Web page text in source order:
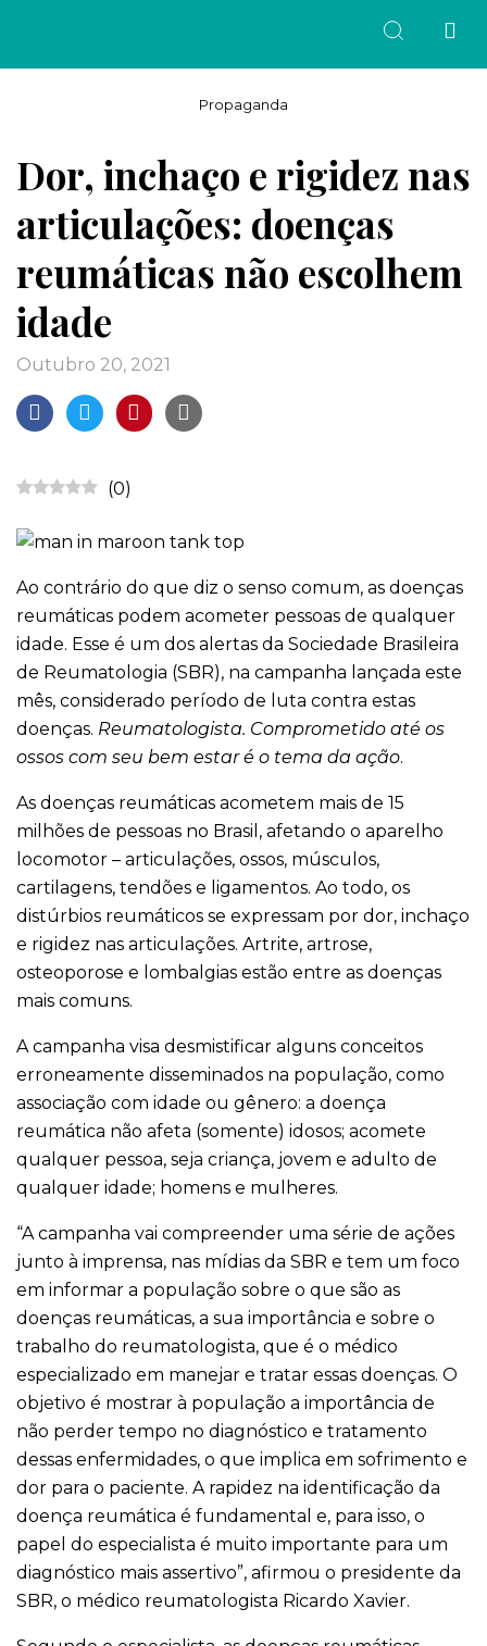
Propaganda
Dor, inchaço e rigidez nas
articulações: doenças
reumáticas não escolhem
idade
outubro 20, 2021
(0)
Ao contrário do que diz o senso comum, as doenças
reumáticas podem acometer pessoas de qualquer
idade. Esse é um dos alertas da Sociedade Brasileira
de Reumatologia (SBR), na campanha lançada este
mês, considerado período de luta contra estas
doenças. Reumatologista. Comprometido até os
ossos com seu bem estar é o tema da ação.
As doenças reumáticas acometem mais de 15
milhões de pessoas no Brasil, afetando o aparelho
locomotor – articulações, ossos, músculos,
cartilagens, tendões e ligamentos. Ao todo, os
distúrbios reumáticos se expressam por dor, inchaço
e rigidez nas articulações. Artrite, artrose,
osteoporose e lombalgias estão entre as doenças
mais comuns.
A campanha visa desmistificar alguns conceitos
erroneamente disseminados na população, como
associação com idade ou gênero: a doença
reumática não afeta (somente) idosos; acomete
qualquer pessoa, seja criança, jovem e adulto de
qualquer idade; homens e mulheres.
“A campanha vai compreender uma série de ações
junto à imprensa, nas mídias da SBR e tem um foco
em informar a população sobre o que são as
doenças reumáticas, a sua importância e sobre o
trabalho do reumatologista, que é o médico
especializado em manejar e tratar essas doenças. O
objetivo é mostrar à população a importância de
não perder tempo no diagnóstico e tratamento
dessas enfermidades, o que implica em sofrimento e
dor para o paciente. A rapidez na identificação da
doença reumática é fundamental e, para isso, o
papel do especialista é muito importante para um
diagnóstico mais assertivo”, afirmou o presidente da
SBR, o médico reumatologista Ricardo Xavier.